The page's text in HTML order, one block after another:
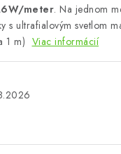
meter. Na jednom
s ultrafialovým svetlom
1 m) Viac informácií